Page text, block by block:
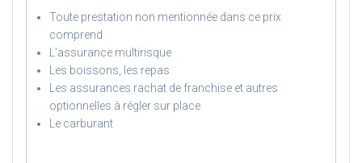
Toute prestation non mentionnée dans ce prix
comprend
L’assurance multirisque
Les boissons, les repas
Les assurances rachat de franchise et autres
optionnelles à régler sur place
Le carburant